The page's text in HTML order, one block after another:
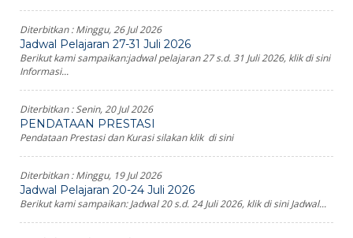
Diterbitkan :Minggu, 26 Jul 2026
Jadwal Pelajaran 27-31 Juli 2026
Berikut kami sampaikan:jadwal pelajaran 27 s.d. 31 Juli 2026, klik di sini
Informasi...
Diterbitkan :Senin, 20 Jul 2026
PENDATAAN PRESTASI
Pendataan Prestasi dan Kurasi silakan klik di sini
Diterbitkan :Minggu, 19 Jul 2026
Jadwal Pelajaran 20-24 Juli 2026
Berikut kami sampaikan: Jadwal 20 s.d. 24 Juli 2026, klik di sini Jadwal...